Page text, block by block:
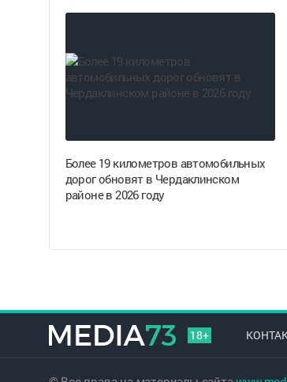
Более 19 километров автомобильных
дорог обновят в Чердаклинском
районе в 2026 году
18+